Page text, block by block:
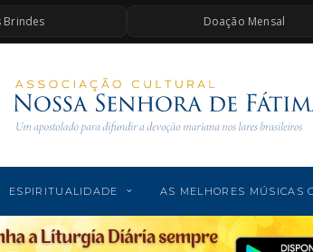
Brindes Doação Mensal
ESPIRITUALIDADE AS MELHORES MÚSICAS